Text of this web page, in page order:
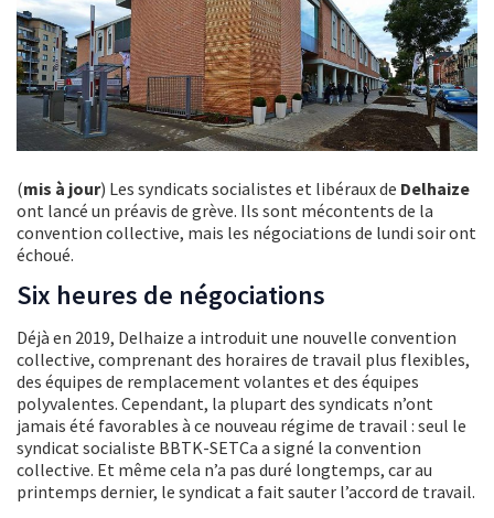
(mis à jour) Les syndicats socialistes et libéraux de Delhaize
ont lancé un préavis de grève. Ils sont mécontents de la
convention collective, mais les négociations de lundi soir ont
échoué.
Six heures de négociations
Déjà en 2019, Delhaize a introduit une nouvelle convention
collective, comprenant des horaires de travail plus flexibles,
des équipes de remplacement volantes et des équipes
polyvalentes. Cependant, la plupart des syndicats n’ont
jamais été favorables à ce nouveau régime de travail : seul le
syndicat socialiste BBTK-SETCa a signé la convention
collective. Et même cela n’a pas duré longtemps, car au
printemps dernier, le syndicat a fait sauter l’accord de travail.